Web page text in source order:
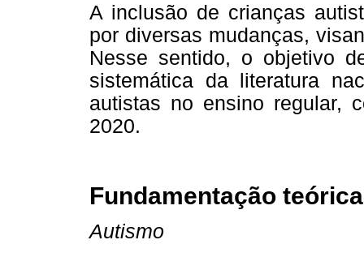
A inclusão de crianças
por diversas mudanças,
Nesse sentido, o objetivo
sistemática da literatura
autistas no ensino regular,
2020.
Fundamentação teórica
Autismo